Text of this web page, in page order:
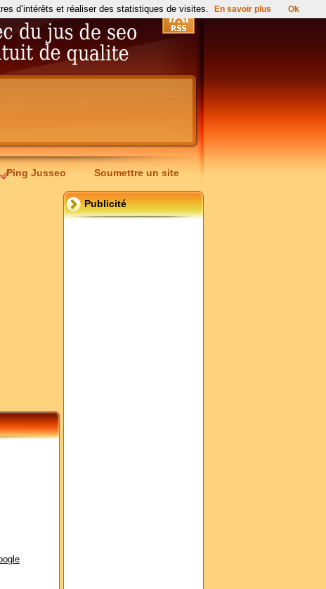
Ping Jusseo Soumettre un site
Publicité
d’intérêts et réaliser des statistiques de visites. En savoir plus Ok